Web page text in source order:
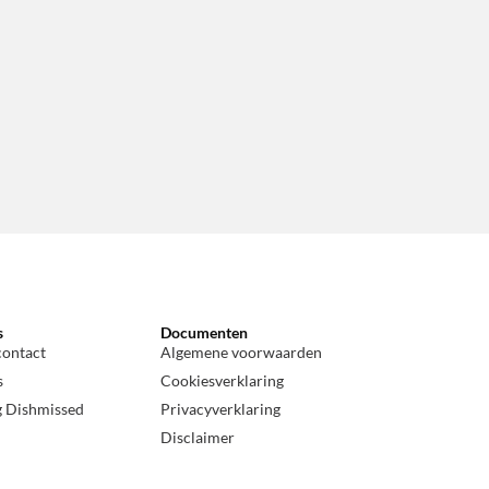
Dishmissed
Documenten
Algemene voorwaarden
Cookiesverklaring
Privacyverklaring
Disclaimer